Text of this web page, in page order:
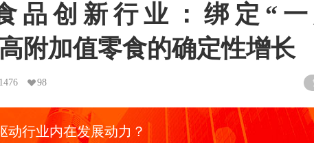
品创新行业：绑定“一
附加值零食的确定性增长
1476 98
动行业内在发展动力？